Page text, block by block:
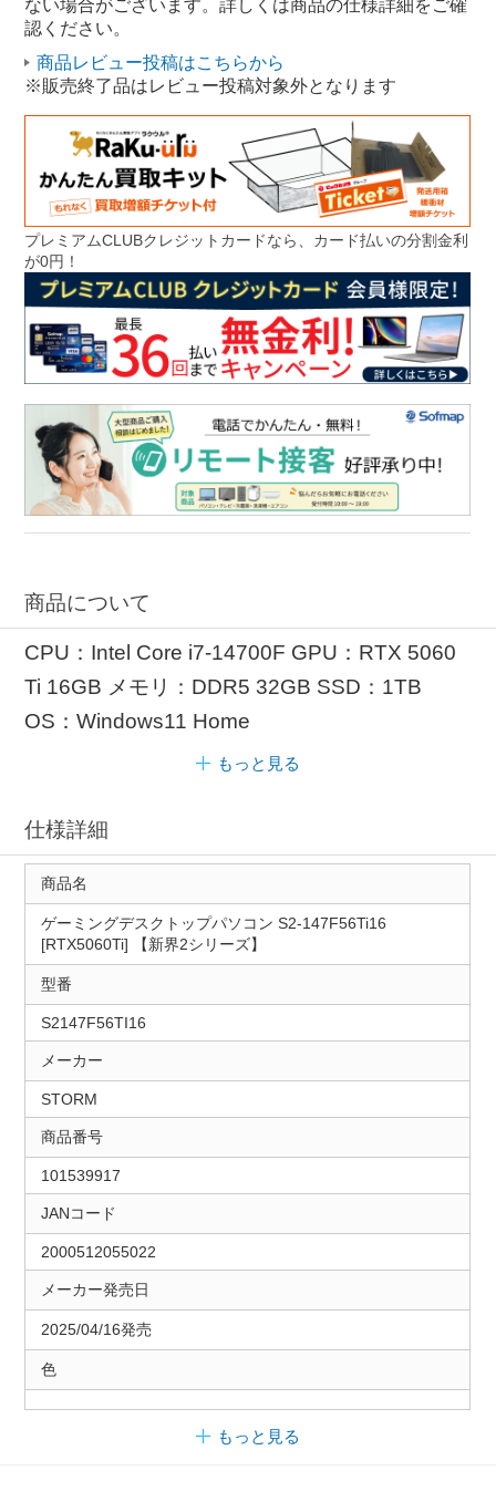
デスクトップパソコン STORM
ない場合がございます。詳しくは商品の仕様詳細をご確
認ください。
商品レビュー投稿はこちらから
※販売終了品はレビュー投稿対象外となります
プレミアムCLUBクレジットカードなら、カード払いの分割金利
が0円！
商品について
CPU：Intel Core i7-14700F GPU：RTX 5060
Ti 16GB メモリ：DDR5 32GB SSD：1TB
OS：Windows11 Home
もっと見る
仕様詳細
商品名
ゲーミングデスクトップパソコン S2-147F56Ti16
[RTX5060Ti] 【新界2シリーズ】
型番
S2147F56TI16
メーカー
STORM
商品番号
101539917
JANコード
2000512055022
メーカー発売日
2025/04/16発売
色
もっと見る